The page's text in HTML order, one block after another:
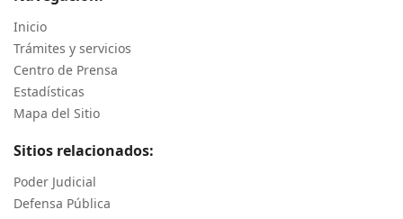
Inicio
Trámites y servicios
Centro de Prensa
Estadísticas
Mapa del Sitio
Sitios relacionados:
Poder Judicial
Defensa Pública